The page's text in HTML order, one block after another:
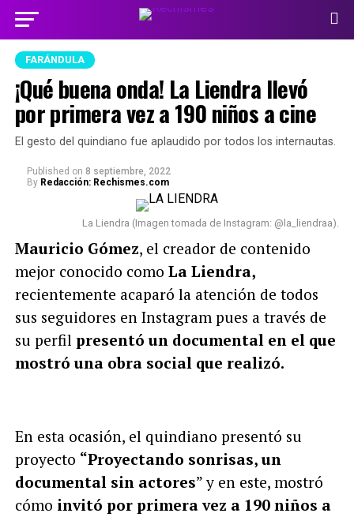
FARÁNDULA
¡Qué buena onda! La Liendra llevó
por primera vez a 190 niños a cine
El gesto del quindiano fue aplaudido por todos los internautas.
Published on 8 septiembre, 2022
By Redacción: Rechismes.com
La Liendra (Imagen tomada de Instagram: @la_liendraa).
Mauricio Gómez, el creador de contenido
mejor conocido como La Liendra,
recientemente acaparó la atención de todos
sus seguidores en Instagram pues a través de
su perfil presentó un documental en el que
mostró una obra social que realizó.
En esta ocasión, el quindiano presentó su
proyecto “Proyectando sonrisas, un
documental sin actores” y en este, mostró
cómo invitó por primera vez a 190 niños a